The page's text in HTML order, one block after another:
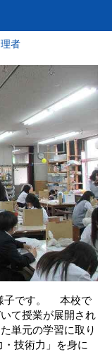
者
子です。 本校で
て授業が展開され
単元の学習に取り
技術力」を身に